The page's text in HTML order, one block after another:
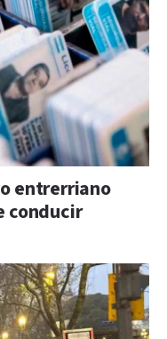
entrerriano
conducir